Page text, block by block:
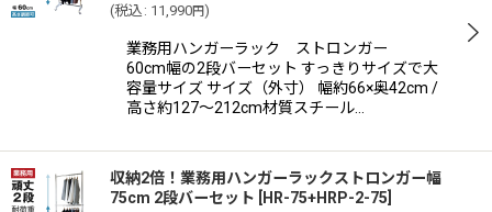
(税込 : 11,990円)
業務用ハンガーラック ストロンガー
60cm幅の2段バーセット すっきりサイズで大
容量サイズ サイズ（外寸） 幅約66×奥42cm /
高さ約127〜212cm材質スチール…
収納2倍！業務用ハンガーラックストロンガー幅
75cm 2段バーセット [HR-75+HRP-2-75]